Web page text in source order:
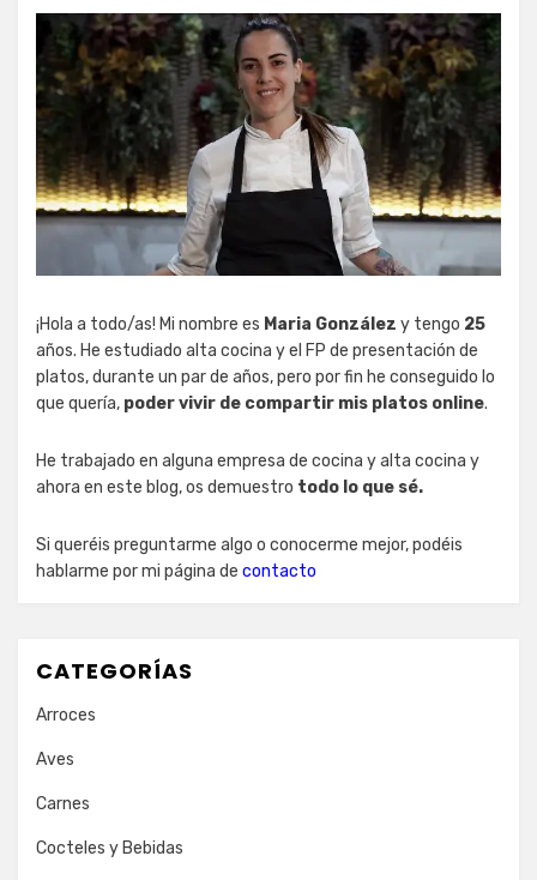
¡Hola a todo/as! Mi nombre es Maria González y tengo 25
años. He estudiado alta cocina y el FP de presentación de
platos, durante un par de años, pero por fin he conseguido lo
que quería, poder vivir de compartir mis platos online.
He trabajado en alguna empresa de cocina y alta cocina y
ahora en este blog, os demuestro todo lo que sé.
Si queréis preguntarme algo o conocerme mejor, podéis
hablarme por mi página de contacto
CATEGORÍAS
Arroces
Aves
Carnes
Cocteles y Bebidas